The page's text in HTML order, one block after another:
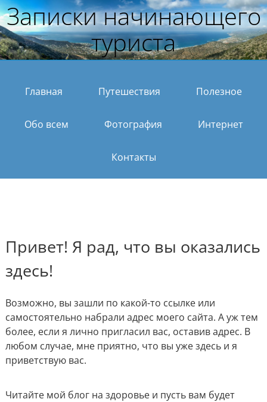
Записки начинающего
туриста
Главная Путешествия Полезное
Обо всем Фотография Интернет
Контакты
Привет! Я рад, что вы оказались
здесь!
Возможно, вы зашли по какой-то ссылке или
самостоятельно набрали адрес моего сайта. А уж тем
более, если я лично пригласил вас, оставив адрес. В
любом случае, мне приятно, что вы уже здесь и я
приветствую вас.
Читайте мой блог на здоровье и пусть вам будет